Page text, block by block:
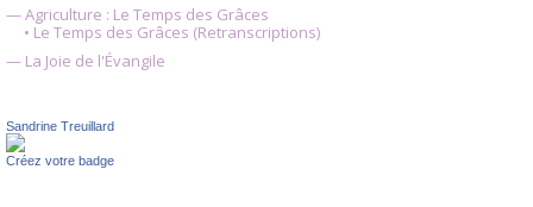
— Agriculture : Le Temps des Grâces
• Le Temps des Grâces (Retranscriptions)
— La Joie de l'Évangile
Sandrine Treuillard
Créez votre badge